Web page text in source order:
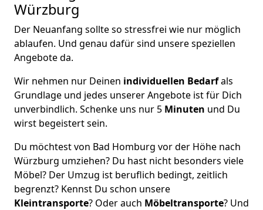
Würzburg
Der Neuanfang sollte so stressfrei wie nur möglich
ablaufen. Und genau dafür sind unsere speziellen
Angebote da.
Wir nehmen nur Deinen individuellen Bedarfals
Grundlage und jedes unserer Angebote ist für Dich
unverbindlich. Schenke uns nur 5 Minuten und Du
wirst begeistert sein.
Du möchtest von Bad Homburg vor der Höhe nach
Würzburg umziehen? Du hast nicht besonders viele
Möbel? Der Umzug ist beruflich bedingt, zeitlich
begrenzt? Kennst Du schon unsere
Kleintransporte? Oder auch Möbeltransporte? Und